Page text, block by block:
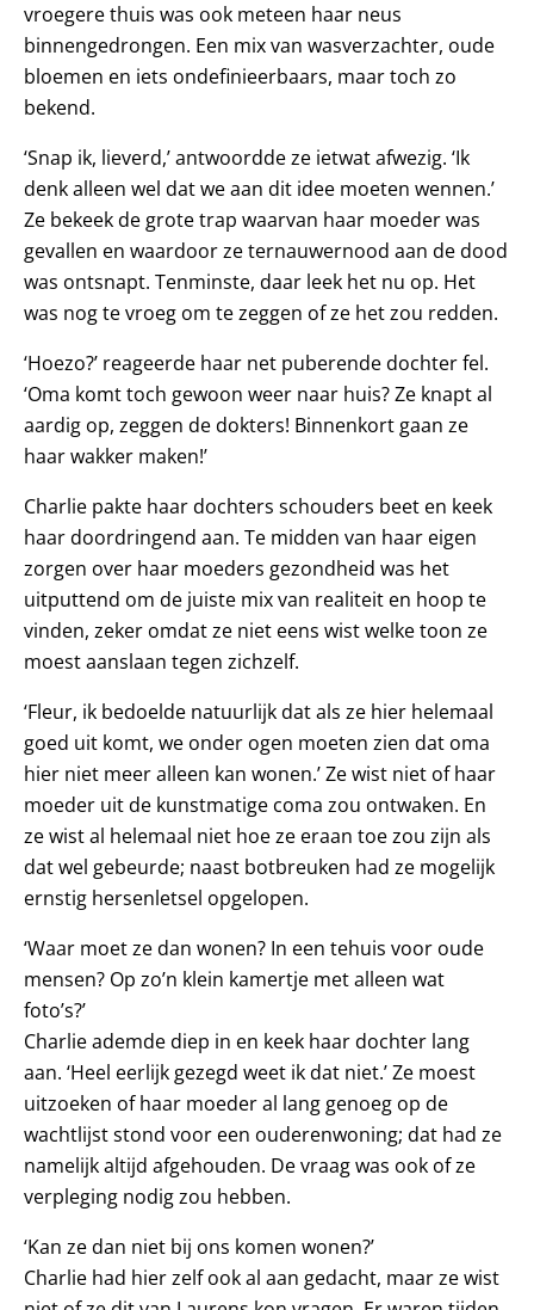
vroegere thuis was ook meteen haar neus
binnengedrongen. Een mix van wasverzachter, oude
bloemen en iets ondefinieerbaars, maar toch zo
bekend.
‘Snap ik, lieverd,’ antwoordde ze ietwat afwezig. ‘Ik
denk alleen wel dat we aan dit idee moeten wennen.’
Ze bekeek de grote trap waarvan haar moeder was
gevallen en waardoor ze ternauwernood aan de dood
was ontsnapt. Tenminste, daar leek het nu op. Het
was nog te vroeg om te zeggen of ze het zou redden.
‘Hoezo?’ reageerde haar net puberende dochter fel.
‘Oma komt toch gewoon weer naar huis? Ze knapt al
aardig op, zeggen de dokters! Binnenkort gaan ze
haar wakker maken!’
Charlie pakte haar dochters schouders beet en keek
haar doordringend aan. Te midden van haar eigen
zorgen over haar moeders gezondheid was het
uitputtend om de juiste mix van realiteit en hoop te
vinden, zeker omdat ze niet eens wist welke toon ze
moest aanslaan tegen zichzelf.
‘Fleur, ik bedoelde natuurlijk dat als ze hier helemaal
goed uit komt, we onder ogen moeten zien dat oma
hier niet meer alleen kan wonen.’ Ze wist niet of haar
moeder uit de kunstmatige coma zou ontwaken. En
ze wist al helemaal niet hoe ze eraan toe zou zijn als
dat wel gebeurde; naast botbreuken had ze mogelijk
ernstig hersenletsel opgelopen.
‘Waar moet ze dan wonen? In een tehuis voor oude
mensen? Op zo’n klein kamertje met alleen wat
foto’s?’
Charlie ademde diep in en keek haar dochter lang
aan. ‘Heel eerlijk gezegd weet ik dat niet.’ Ze moest
uitzoeken of haar moeder al lang genoeg op de
wachtlijst stond voor een ouderenwoning; dat had ze
namelijk altijd afgehouden. De vraag was ook of ze
verpleging nodig zou hebben.
‘Kan ze dan niet bij ons komen wonen?’
Charlie had hier zelf ook al aan gedacht, maar ze wist